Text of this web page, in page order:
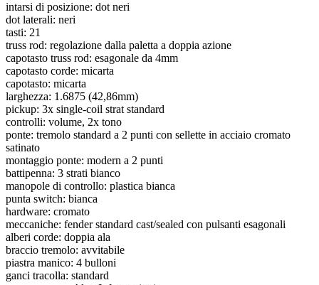
intarsi di posizione: dot neri
dot laterali: neri
tasti: 21
truss rod: regolazione dalla paletta a doppia azione
capotasto truss rod: esagonale da 4mm
capotasto corde: micarta
capotasto: micarta
larghezza: 1.6875 (42,86mm)
pickup: 3x single-coil strat standard
controlli: volume, 2x tono
ponte: tremolo standard a 2 punti con sellette in acciaio cromato
satinato
montaggio ponte: modern a 2 punti
battipenna: 3 strati bianco
manopole di controllo: plastica bianca
punta switch: bianca
hardware: cromato
meccaniche: fender standard cast/sealed con pulsanti esagonali
alberi corde: doppia ala
braccio tremolo: avvitabile
piastra manico: 4 bulloni
ganci tracolla: standard